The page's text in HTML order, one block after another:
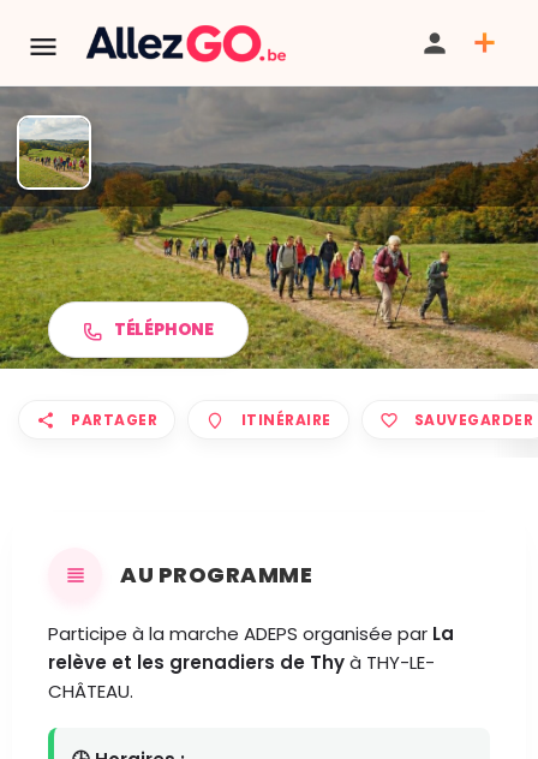
Marche ADEPS à THY-LE-
CHÂTEAU
TÉLÉPHONE
PARTAGER ITINÉRAIRE SAUVEGARDER
AU PROGRAMME
Participe à la marche ADEPS organisée par La
relève et les grenadiers de Thyà THY-LE-
CHÂTEAU.